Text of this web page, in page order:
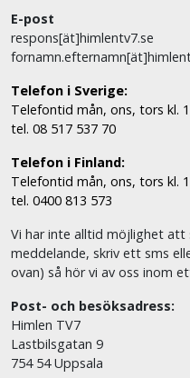
E-post
respons[ät]himlentv7.se
Telefon i Sverige:
Telefontid mån, ons, tors kl.
tel. 08 517 537 70
Telefon i Finland:
Telefontid mån, ons, tors kl.
tel. 0400 813 573
Vi har inte alltid möjlighet att
meddelande, skriv ett sms
ovan) så hör vi av oss inom
Post- och besöksadress:
Himlen TV7
Lastbilsgatan 9
754 54 Uppsala